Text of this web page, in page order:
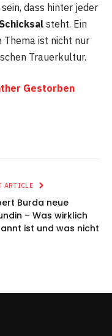
dass hinter jeder
steht. Ein
ist nicht nur
Trauerkultur.
Gestorben
ARTICLE
Burda neue
– Was wirklich
ist und was nicht